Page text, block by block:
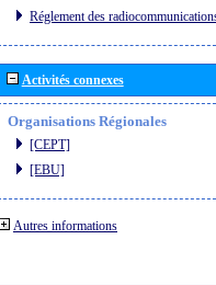
Réglement des
Activités connexes
Organisations Régionales
[CEPT]
[EBU]
Autres informations